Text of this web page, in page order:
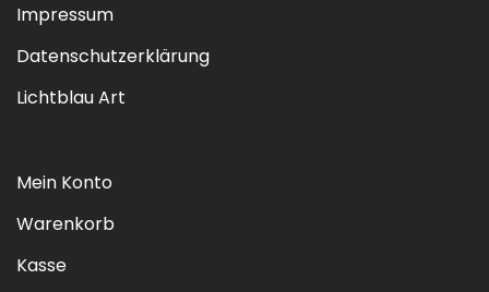
Impressum
Datenschutzerklärung
Lichtblau Art
Mein Konto
Warenkorb
Kasse